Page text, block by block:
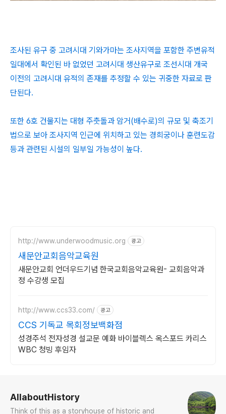
조사된 유구 중 고려시대 기와가마는 조사지역을 포함한 주변유적
일대에서 확인된 바 없었던 고려시대 생산유구로 조선시대 개국
이전의 고려시대 유적의 존재를 추정할 수 있는 귀중한 자료로 판
단된다.
또한 6호 건물지는 대형 주춧돌과 암거(배수로)의 규모 및 축조기
법으로 보아 조사지역 인근에 위치하고 있는 경희궁이나 훈련도감
등과 관련된 시설의 일부일 가능성이 높다.
http://www.underwoodmusic.org 광고
새문안교회음악교육원
새문안교회 언더우드기념 한국교회음악교육원- 교회음악과
정 수강생 모집
http://www.ccs33.com/ 광고
CCS 기독교 목회정보백화점
성경주석 전자성경 설교문 예화 바이블렉스 옥스포드 카리스
WBC 청빙 후임자
AllaboutHistory
Think of this as a storyhouse of historic and